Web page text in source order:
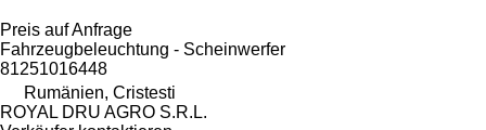
Preis auf Anfrage
Fahrzeugbeleuchtung - Scheinwerfer
81251016448
Rumänien, Cristesti
ROYAL DRU AGRO S.R.L.